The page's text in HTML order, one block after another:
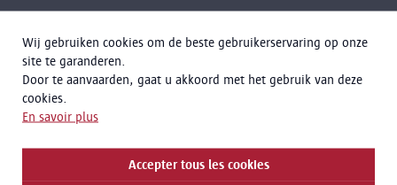
Wij gebruiken cookies om de beste gebruikerservaring op onze
site te garanderen.
Door te aanvaarden, gaat u akkoord met het gebruik van deze
cookies.
En savoir plus
Accepter tous les cookies
Veuillez arriver à temps pour que la visite puisse
effectivement commencer à l'heure de départ.
booking@antwerpen.be